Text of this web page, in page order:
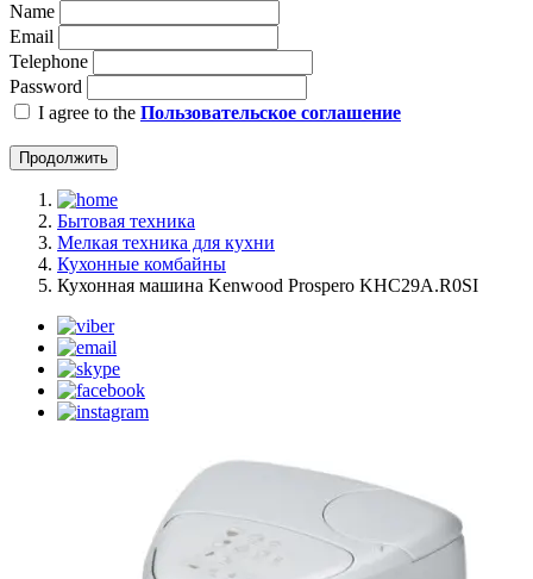
Name
Email
Telephone
Password
I agree to the Пользовательское соглашение
Продолжить
Бытовая техника
Мелкая техника для кухни
Кухонные комбайны
Кухонная машина Kenwood Prospero KHC29A.R0SI